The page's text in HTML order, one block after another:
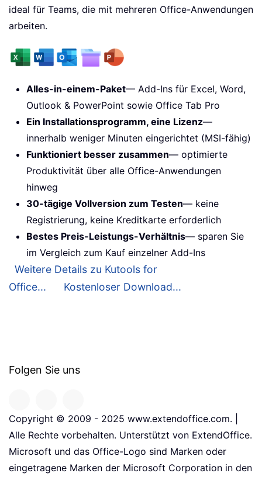
ideal für Teams, die mit mehreren Office-Anwendungen
arbeiten.
Alles-in-einem-Paket— Add-Ins für Excel, Word,
Outlook & PowerPoint sowie Office Tab Pro
Ein Installationsprogramm, eine Lizenz—
innerhalb weniger Minuten eingerichtet (MSI-fähig)
Funktioniert besser zusammen— optimierte
Produktivität über alle Office-Anwendungen
hinweg
30-tägige Vollversion zum Testen— keine
Registrierung, keine Kreditkarte erforderlich
Bestes Preis-Leistungs-Verhältnis— sparen Sie
im Vergleich zum Kauf einzelner Add-Ins
Weitere Details zu Kutools for
Office...
Kostenloser Download...
Folgen Sie uns
Copyright © 2009 - 2025 www.extendoffice.com. |
Alle Rechte vorbehalten. Unterstützt von ExtendOffice.
Microsoft und das Office-Logo sind Marken oder
eingetragene Marken der Microsoft Corporation in den